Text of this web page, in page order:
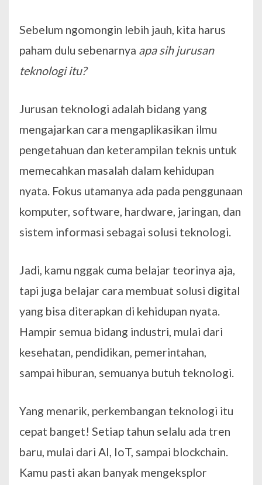
Sebelum ngomongin lebih jauh, kita harus
paham dulu sebenarnya apa sih jurusan
teknologi itu?
Jurusan teknologi adalah bidang yang
mengajarkan cara mengaplikasikan ilmu
pengetahuan dan keterampilan teknis untuk
memecahkan masalah dalam kehidupan
nyata. Fokus utamanya ada pada penggunaan
komputer, software, hardware, jaringan, dan
sistem informasi sebagai solusi teknologi.
Jadi, kamu nggak cuma belajar teorinya aja,
tapi juga belajar cara membuat solusi digital
yang bisa diterapkan di kehidupan nyata.
Hampir semua bidang industri, mulai dari
kesehatan, pendidikan, pemerintahan,
sampai hiburan, semuanya butuh teknologi.
Yang menarik, perkembangan teknologi itu
cepat banget! Setiap tahun selalu ada tren
baru, mulai dari AI, IoT, sampai blockchain.
Kamu pasti akan banyak mengeksplor